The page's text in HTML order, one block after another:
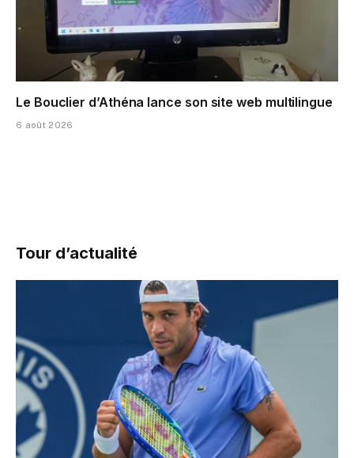
Le Bouclier d’Athéna lance son site web multilingue
6 août 2026
Tour d’actualité